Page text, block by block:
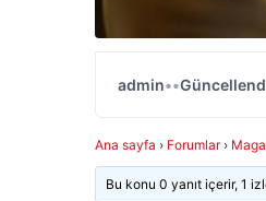
admin••
Ana sayfa › Forumlar ›
Bu konu 0 yanıt içerir, 1